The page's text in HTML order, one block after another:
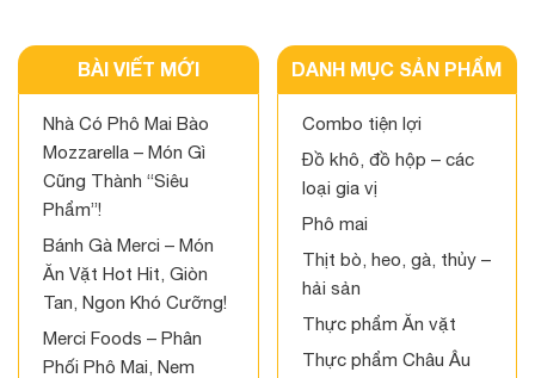
BÀI VIẾT MỚI
Nhà Có Phô Mai Bào
Mozzarella – Món Gì
Cũng Thành “Siêu
Phẩm”!
Bánh Gà Merci – Món
Ăn Vặt Hot Hit, Giòn
Tan, Ngon Khó Cưỡng!
Merci Foods – Phân
Phối Phô Mai, Nem
DANH MỤC SẢN PHẨM
Combo tiện lợi
Đồ khô, đồ hộp – các
loại gia vị
Phô mai
Thịt bò, heo, gà, thủy –
hải sản
Thực phẩm Ăn vặt
Thực phẩm Châu Âu